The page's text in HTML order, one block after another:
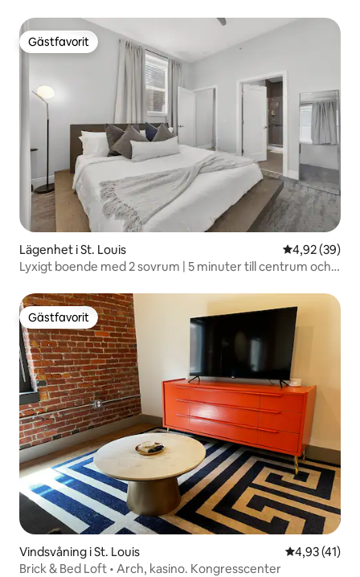
Gästfavorit
Gästfavorit
Lägenhet i St. Louis 4,92 av 5 i
4,92 (39)
Lyxigt boende med 2 sovrum | 5 minuter till centrum och
Gästfavorit
Gästfavorit
Vindsvåning i St. Louis 4,93 av 5 i
4,93 (41)
Brick & Bed Loft • Arch, kasino. Kongresscenter